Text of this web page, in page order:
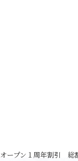
オープン１周年割引 総